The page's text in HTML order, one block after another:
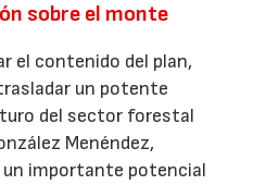
sobre el monte
el contenido del plan,
un potente
del sector forestal
Menéndez,
un importante potencial